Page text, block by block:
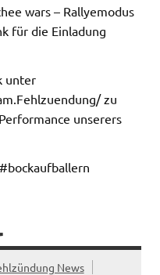
wars – Rallyemodus
für die Einladung
unter
zu
unserers
News